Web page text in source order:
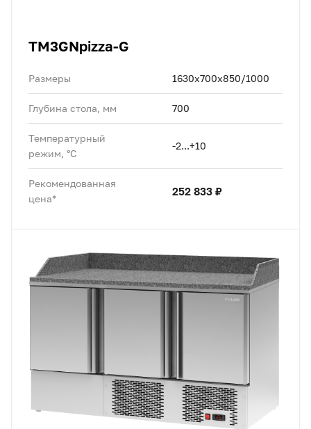
TM3GNpizza-G
Размеры 1630x700x850/1000
Глубина стола, мм 700
Температурный
режим, °C
-2...+10
Рекомендованная
цена*
252 833 ₽